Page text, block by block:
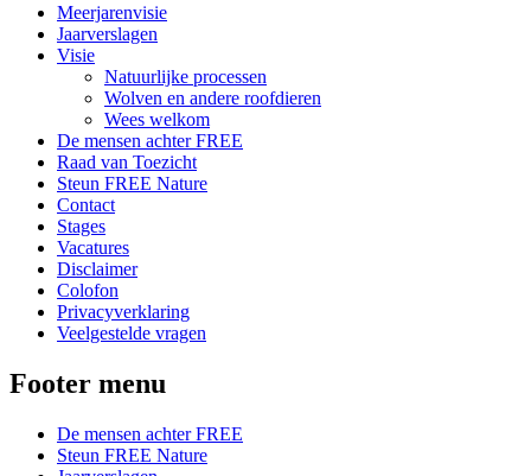
Meerjarenvisie
Jaarverslagen
Visie
Natuurlijke processen
Wolven en andere roofdieren
Wees welkom
De mensen achter FREE
Raad van Toezicht
Steun FREE Nature
Contact
Stages
Vacatures
Disclaimer
Colofon
Privacyverklaring
Veelgestelde vragen
Footer menu
De mensen achter FREE
Steun FREE Nature